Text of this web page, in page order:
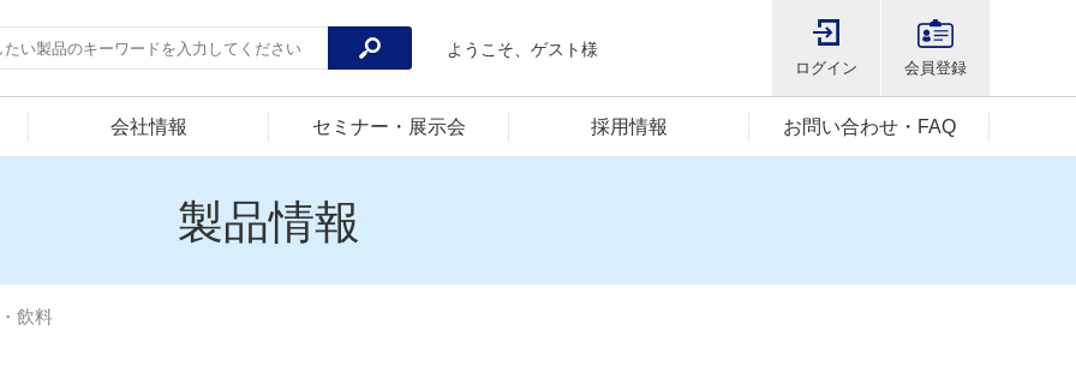
ようこそ、ゲスト様
ログイン 会員登録
会社情報 セミナー・展示会 採用情報 お問い合わせ・FAQ
製品情報
飲料